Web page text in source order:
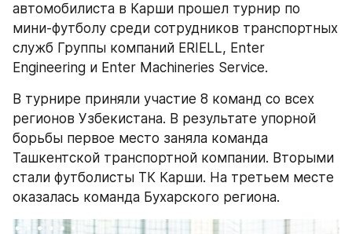
автомобилиста в Карши прошел турнир по
мини-футболу среди сотрудников транспортных
служб Группы компаний ERIELL, Enter
Engineering и Еnter Machineries Service.
В турнире приняли участие 8 команд со всех
регионов Узбекистана. В результате упорной
борьбы первое место заняла команда
Ташкентской транспортной компании. Вторыми
стали футболисты ТК Карши. На третьем месте
оказалась команда Бухарского региона.